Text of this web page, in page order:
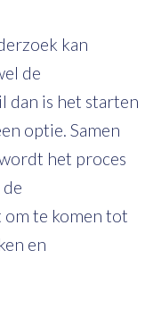
kan
de
dan is het starten
optie. Samen
het proces
te komen tot
en